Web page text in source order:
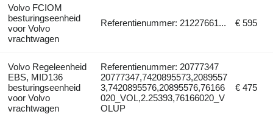
Volvo FCIOM
besturingseenheid
voor Volvo
vrachtwagen
Referentienummer: 21227661... € 595
Volvo Regeleenheid
EBS, MID136
besturingseenheid
voor Volvo
vrachtwagen
Referentienummer: 20777347
20777347,7420895573,2089557
3,7420895576,20895576,76166
020_VOL,2.25393,76166020_V
OLUP
€ 475